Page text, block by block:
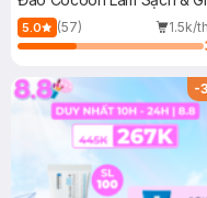
Dầu 500ml
5.0 (57)
1.5k/
-